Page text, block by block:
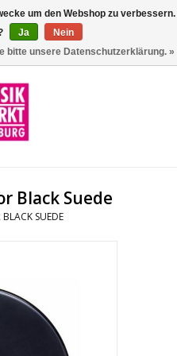
Black Suede
SUEDE
um den Webshop zu verbessern.
Ja
Nein
bitte unsere Datenschutzerklärung. »